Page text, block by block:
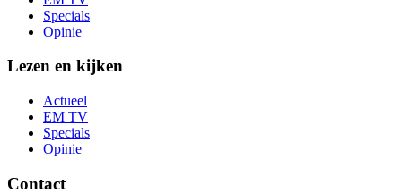
Specials
Opinie
Lezen en kijken
Actueel
EM TV
Specials
Opinie
Contact